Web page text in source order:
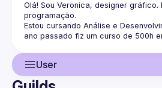
Olá! Sou Veronica, designer gráfico.
Estou cursando Análise e
ano passado fiz um curso de 500h
Este ano estou focando meus
User